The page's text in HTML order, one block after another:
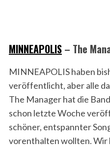
MINNEAPOLIS– The
MINNEAPOLIS haben
veröffentlicht, aber alle
The Manager hat die
schon letzte Woche
schöner, entspannter
vorenthalten wollten. Wir